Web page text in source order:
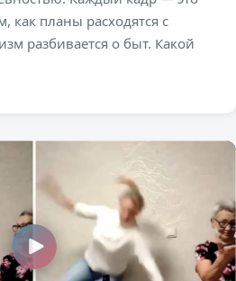
как планы расходятся с
разбивается о быт. Какой